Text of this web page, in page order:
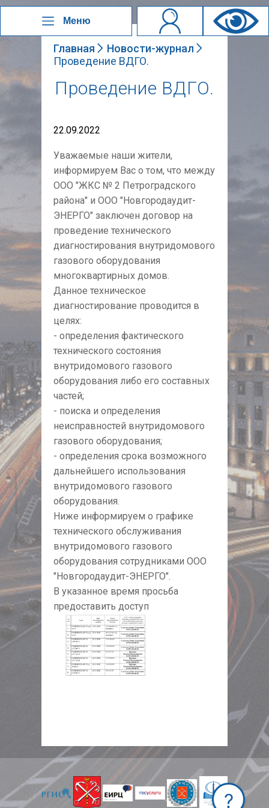
Меню
Главная
Новости-журнал
Проведение ВДГО.
Проведение ВДГО.
22.09.2022
Уважаемые наши жители,
информируем Вас о том, что между
ООО "ЖКС № 2 Петроградского
района" и ООО "Новгородаудит-
ЭНЕРГО" заключен договор на
проведение технического
диагностирования внутридомового
газового оборудования
многоквартирных домов.
Данное техническое
диагностирование проводится в
целях:
- определения фактического
технического состояния
внутридомового газового
оборудования либо его составных
частей;
- поиска и определения
неисправностей внутридомового
газового оборудования;
- определения срока возможного
дальнейшего использования
внутридомового газового
оборудования.
Ниже информируем о графике
технического обслуживания
внутридомового газового
оборудования сотрудниками ООО
"Новгородаудит-ЭНЕРГО".
В указанное время просьба
предоставить доступ
NULL
?